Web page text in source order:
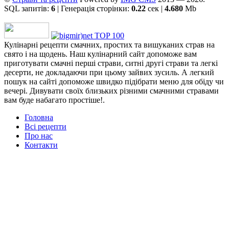
SQL запитів: 6 | Генерація сторінки: 0.22 сек | 4.680 Mb
Кулінарні рецепти смачних, простих та вишуканих страв на
свято і на щодень. Наш кулінарний сайт допоможе вам
приготувати смачні перші страви, ситні другі страви та легкі
десерти, не докладаючи при цьому зайвих зусиль. А легкий
пошук на сайті допоможе швидко підібрати меню для обіду чи
вечері. Дивувати своїх близьких різними смачними стравами
вам буде набагато простіше!.
Головна
Всі рецепти
Про нас
Контакти